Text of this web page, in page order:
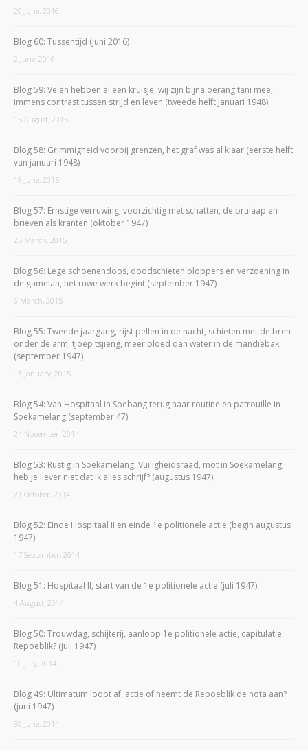
20 June, 2016
Blog 60: Tussentijd (juni 2016)
2 June, 2016
Blog 59: Velen hebben al een kruisje, wij zijn bijna oerang tani mee,
immens contrast tussen strijd en leven (tweede helft januari 1948)
15 August, 2015
Blog 58: Grimmigheid voorbij grenzen, het graf was al klaar (eerste helft
van januari 1948)
18 June, 2015
Blog 57: Ernstige verruwing, voorzichtig met schatten, de brulaap en
brieven als kranten (oktober 1947)
25 March, 2015
Blog 56: Lege schoenendoos, doodschieten ploppers en verzoening in
de gamelan, het ruwe werk begint (september 1947)
6 March, 2015
Blog 55: Tweede jaargang, rijst pellen in de nacht, schieten met de bren
onder de arm, tjoep tsjieng, meer bloed dan water in de mandiebak
(september 1947)
13 January, 2015
Blog 54: Van Hospitaal in Soebang terug naar routine en patrouille in
Soekamelang (september 47)
24 November, 2014
Blog 53: Rustig in Soekamelang, Vuiligheidsraad, mot in Soekamelang,
heb je liever niet dat ik alles schrijf? (augustus 1947)
21 October, 2014
Blog 52: Einde Hospitaal II en einde 1e politionele actie (begin augustus
1947)
17 September, 2014
Blog 51: Hospitaal II, start van de 1e politionele actie (juli 1947)
4 August, 2014
Blog 50: Trouwdag, schijterij, aanloop 1e politionele actie, capitulatie
Repoeblik? (juli 1947)
10 July, 2014
Blog 49: Ultimatum loopt af, actie of neemt de Repoeblik de nota aan?
(juni 1947)
30 June, 2014